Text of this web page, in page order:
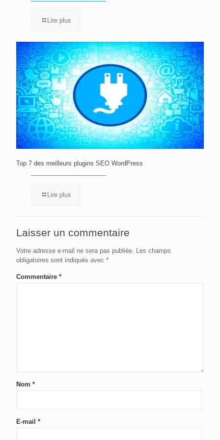
Lire plus
Top 7 des meilleurs plugins SEO WordPress
Lire plus
Laisser un commentaire
Votre adresse e-mail ne sera pas publiée. Les champs
obligatoires sont indiqués avec *
Commentaire *
Nom *
E-mail *